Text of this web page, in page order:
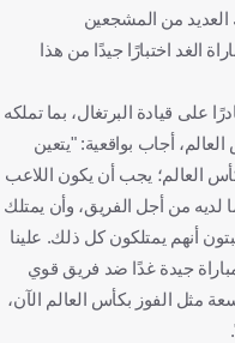
العديد من المشجعين
الغد اختبارًا جيدًا من هذا
على قيادة البرتغال، بما تملكه
أجاب بواقعية: "يتعين
العالم؛ يجب أن يكون اللاعب
لديه من أجل الفريق، وأن يمتلك
أنهم يمتلكون كل ذلك. علينا
جيدة غدًا ضد فريق قوي
مثل الفوز بكأس العالم الآن،